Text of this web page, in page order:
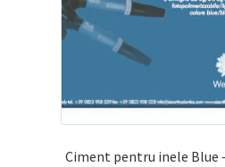
Ciment pentru inele Blue